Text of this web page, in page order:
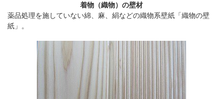
着物（織物）の壁材
薬品処理を施していない綿、麻、絹などの織物系壁紙「織物の壁
紙」。